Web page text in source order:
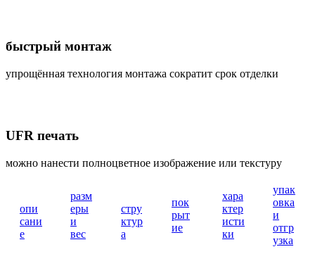
быстрый монтаж
упрощённая технология монтажа сократит срок отделки
UFR печать
можно нанести полноцветное изображение или текстуру
опи
сани
е
разм
еры
и
вес
стру
ктур
а
пок
рыт
ие
хара
ктер
исти
ки
упак
овка
и
отгр
узка